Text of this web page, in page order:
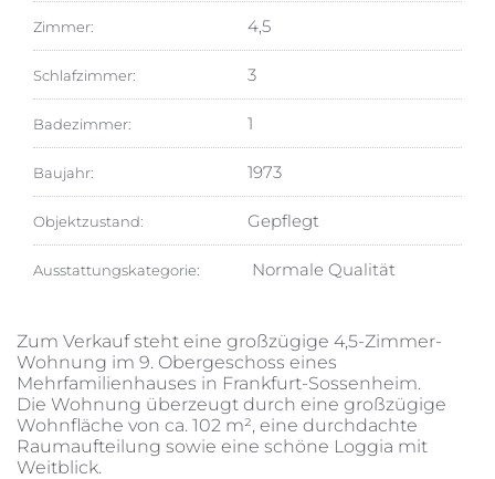
Zimmer: 4,5
Schlafzimmer: 3
Badezimmer: 1
Baujahr: 1973
Objektzustand: Gepflegt
Ausstattungskategorie: Normale Qualität
Zum Verkauf steht eine großzügige 4,5-Zimmer-
Wohnung im 9. Obergeschoss eines
Mehrfamilienhauses in Frankfurt-Sossenheim.
Die Wohnung überzeugt durch eine großzügige
Wohnfläche von ca. 102 m², eine durchdachte
Raumaufteilung sowie eine schöne Loggia mit
Weitblick.